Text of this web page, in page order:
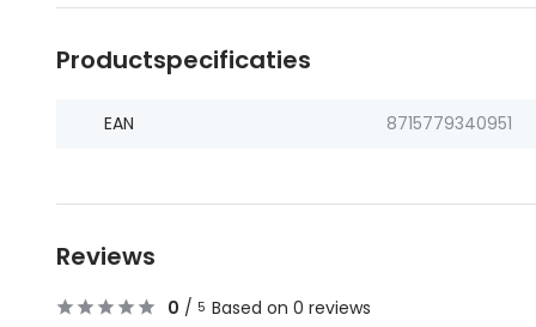
Productspecificaties
EAN 8715779340951
Reviews
0 / 5 Based on 0 reviews